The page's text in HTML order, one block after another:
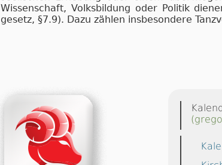
Wis­sen­schaft, Volks­bil­dung oder Po­li­tik
ge­setz, §7.9). Da­zu zäh­len ins­be­son­de­re